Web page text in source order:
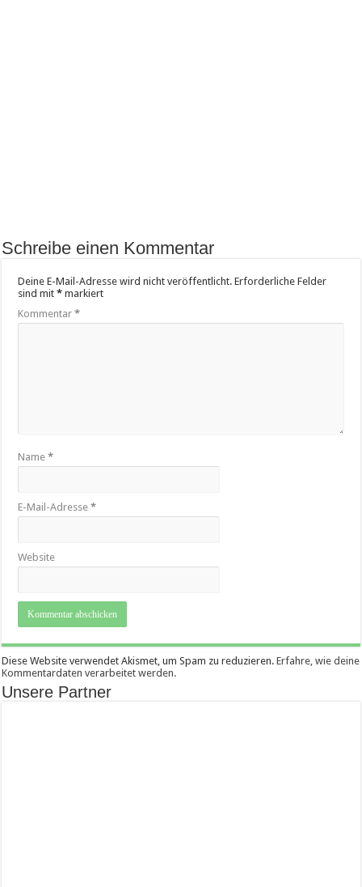
Schreibe einen Kommentar
Deine E-Mail-Adresse wird nicht veröffentlicht. Erforderliche Felder
sind mit* markiert
Kommentar*
Name*
E-Mail-Adresse*
Website
Diese Website verwendet Akismet, um Spam zu reduzieren.Erfahre, wie deine
Kommentardaten verarbeitet werden.
Unsere Partner